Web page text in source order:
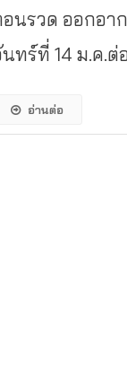
นรวด ออกอา
ทร์ที่ 14 ม.ค.ต่
อ่านต่อ